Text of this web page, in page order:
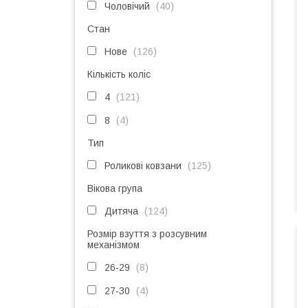
Чоловічий 40
Стан
Нове 126
Кількість коліс
4 121
8 4
Тип
Роликові ковзани 125
Вікова група
Дитяча 124
Розмір взуття з розсувним
механізмом
26-29 8
27-30 4